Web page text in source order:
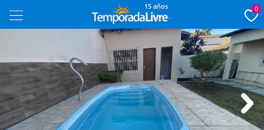
15 años 0
Next